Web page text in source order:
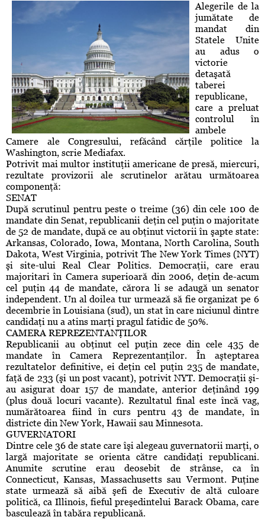
Alegerile de la
jumătate de
mandat din
Statele Unite
au adus o
victorie
detaşată
taberei
republicane,
care a preluat
controlul în
ambele
Camere ale Congresului, refăcând cărţile politice la
Washington, scrie Mediafax.
Potrivit mai multor instituţii americane de presă, miercuri,
rezultate provizorii ale scrutinelor arătau următoarea
componenţă:
SENAT
După scrutinul pentru peste o treime (36) din cele 100 de
mandate din Senat, republicanii deţin cel puţin o majoritate
de 52 de mandate, după ce au obţinut victorii în şapte state:
Arkansas, Colorado, Iowa, Montana, North Carolina, South
Dakota, West Virginia, potrivit The New York Times (NYT)
şi site-ului Real Clear Politics. Democraţii, care erau
majoritari în Camera superioară din 2006, deţin de-acum
cel puţin 44 de mandate, cărora li se adaugă un senator
independent. Un al doilea tur urmează să fie organizat pe 6
decembrie în Louisiana (sud), un stat în care niciunul dintre
candidaţi nu a atins marţi pragul fatidic de 50%.
CAMERA REPREZENTANŢILOR
Republicanii au obţinut cel puţin zece din cele 435 de
mandate în Camera Reprezentanţilor. În aşteptarea
rezultatelor definitive, ei deţin cel puţin 235 de mandate,
faţă de 233 (şi un post vacant), potrivit NYT. Democraţii şi-
au asigurat doar 157 de mandate, anterior deţinând 199
(plus două locuri vacante). Rezultatul final este încă vag,
numărătoarea fiind în curs pentru 43 de mandate, în
districte din New York, Hawaii sau Minnesota.
GUVERNATORI
Dintre cele 36 de state care îşi alegeau guvernatorii marţi, o
largă majoritate se orienta către candidaţi republicani.
Anumite scrutine erau deosebit de strânse, ca în
Connecticut, Kansas, Massachusetts sau Vermont. Puţine
state urmează să aibă şefi de Executiv de altă culoare
politică, ca Illinois, fieful preşedintelui Barack Obama, care
basculează în tabăra republicană.